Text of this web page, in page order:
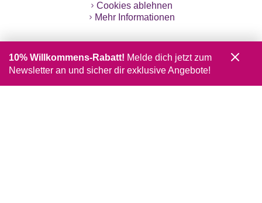
Cookies ablehnen
Mehr Informationen
10% Willkommens-Rabatt! Melde dich jetzt zum
Newsletter an und sicher dir exklusive Angebote!